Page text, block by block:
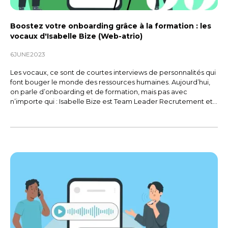
vélos en vélos électriques.
J’ai toujours eu une certaine
appétence, aisance dans le
fédération d’un groupe, grâce à
toutes mes années d’association, de
scoutisme, de BAFA. Et je sais que
J’ai aussi grandi peu à peu et je suis
arrivé au Lab RH. J’ai commencé à
Boostez votre onboarding grâce à la formation : les
vocaux d'Isabelle Bize (Web-atrio)
6JUNE2023
Les vocaux, ce sont de courtes interviews de personnalités qui
font bouger le monde des ressources humaines. Aujourd’hui,
on parle d’onboarding et de formation, mais pas avec
n’importe qui : Isabelle Bize est Team Leader Recrutement et
d’applications et de logiciels web sur mesure.